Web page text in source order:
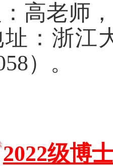
高老师
：浙江
）。
2022级博